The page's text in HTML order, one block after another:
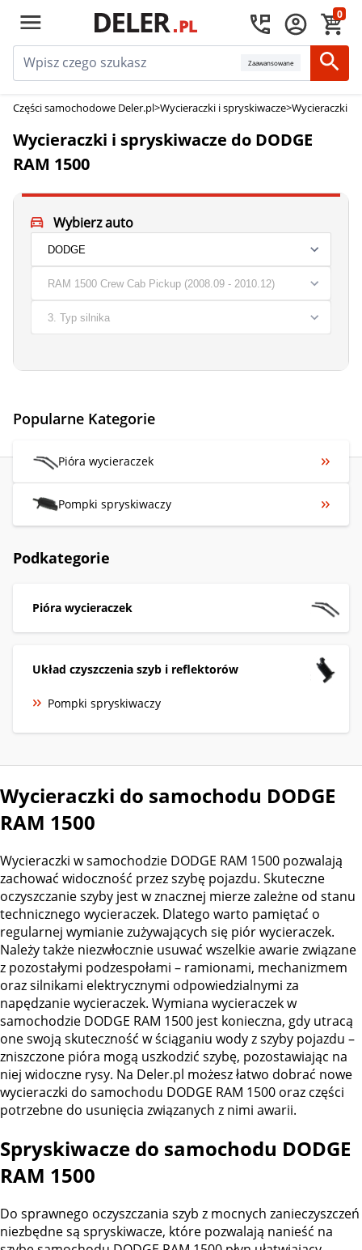
0
Zaawansowane
Części samochodowe Deler.pl>Wycieraczki i spryskiwacze>Wycieraczki i
Wycieraczki i spryskiwacze do DODGE
RAM 1500
Wybierz auto
Popularne Kategorie
Pióra wycieraczek
Pompki spryskiwaczy
Podkategorie
Pióra wycieraczek
Układ czyszczenia szyb i reflektorów
Pompki spryskiwaczy
Wycieraczki do samochodu DODGE
RAM 1500
Wycieraczki w samochodzie DODGE RAM 1500 pozwalają
zachować widoczność przez szybę pojazdu. Skuteczne
oczyszczanie szyby jest w znacznej mierze zależne od stanu
technicznego wycieraczek. Dlatego warto pamiętać o
regularnej wymianie zużywających się piór wycieraczek.
Należy także niezwłocznie usuwać wszelkie awarie związane
z pozostałymi podzespołami – ramionami, mechanizmem
oraz silnikami elektrycznymi odpowiedzialnymi za
napędzanie wycieraczek. Wymiana wycieraczek w
samochodzie DODGE RAM 1500 jest konieczna, gdy utracą
one swoją skuteczność w ściąganiu wody z szyby pojazdu –
zniszczone pióra mogą uszkodzić szybę, pozostawiając na
niej widoczne rysy. Na Deler.pl możesz łatwo dobrać nowe
wycieraczki do samochodu DODGE RAM 1500 oraz części
potrzebne do usunięcia związanych z nimi awarii.
Spryskiwacze do samochodu DODGE
RAM 1500
Do sprawnego oczyszczania szyb z mocnych zanieczyszczeń
niezbędne są spryskiwacze, które pozwalają nanieść na